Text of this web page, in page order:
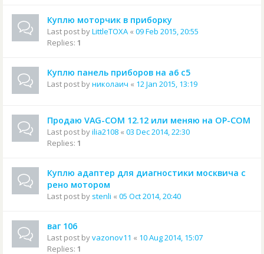
Куплю моторчик в приборку
Last post byLittleTOXA « 09 Feb 2015, 20:55
Replies: 1
Куплю панель приборов на а6 с5
Last post byниколаич « 12 Jan 2015, 13:19
Продаю VAG-COM 12.12 или меняю на OP-COM
Last post byilia2108 « 03 Dec 2014, 22:30
Replies: 1
Куплю адаптер для диагностики москвича с
рено мотором
Last post by stenli « 05 Oct 2014, 20:40
ваг 106
Last post byvazonov11 « 10 Aug 2014, 15:07
Replies: 1